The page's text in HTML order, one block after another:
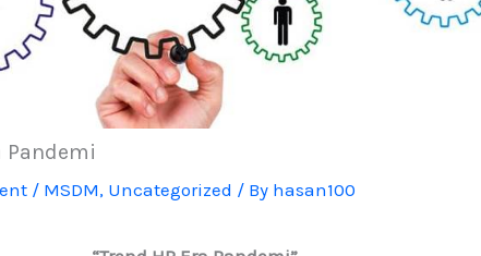
Pandemi
/ MSDM, Uncategorized / By hasan100